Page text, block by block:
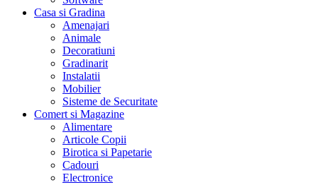
Casa si Gradina
Amenajari
Animale
Decoratiuni
Gradinarit
Instalatii
Mobilier
Sisteme de Securitate
Comert si Magazine
Alimentare
Articole Copii
Birotica si Papetarie
Cadouri
Electronice